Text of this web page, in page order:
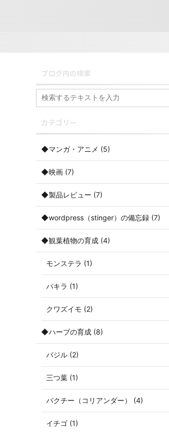
ブログ内の検索
カテゴリー
◆マンガ・アニメ (5)
◆映画 (7)
◆製品レビュー (7)
◆wordpress（stinger）の備忘録 (7)
◆観葉植物の育成 (4)
モンステラ (1)
パキラ (1)
クワズイモ (2)
◆ハーブの育成 (8)
バジル (2)
三つ葉 (1)
パクチー（コリアンダー） (4)
イチゴ (1)